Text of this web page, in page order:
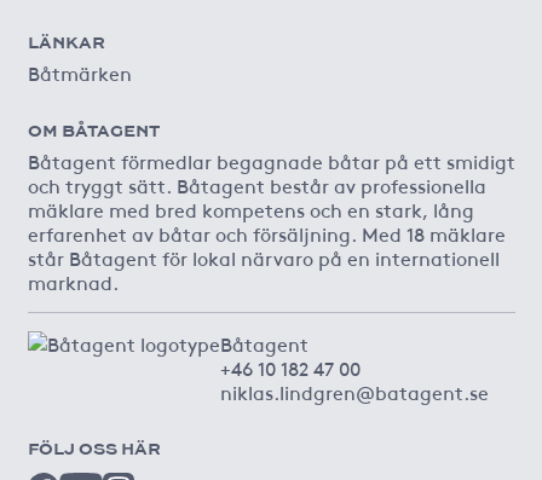
LÄNKAR
Båtmärken
OM BÅTAGENT
Båtagent förmedlar begagnade båtar på ett smidigt
och tryggt sätt. Båtagent består av professionella
mäklare med bred kompetens och en stark, lång
erfarenhet av båtar och försäljning. Med 18 mäklare
står Båtagent för lokal närvaro på en internationell
marknad.
Båtagent
+46 10 182 47 00
niklas.lindgren@batagent.se
FÖLJ OSS HÄR